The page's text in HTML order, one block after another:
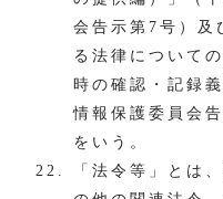
会告示第7号）及
る法律について
時の確認・記録
情報保護委員会
をいう。
「法令等」とは